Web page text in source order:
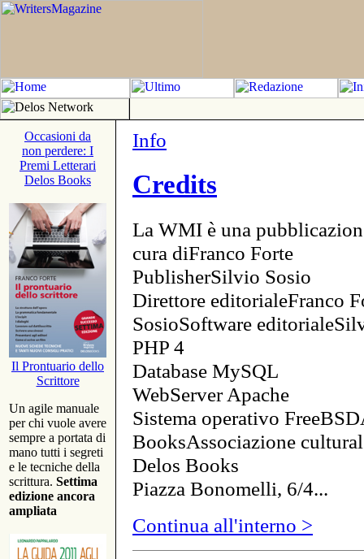
Occasioni da
non perdere: I
Premi Letterari
Delos Books
Il Prontuario dello
Scrittore
Un agile manuale
per chi vuole avere
sempre a portata di
mano tutti i segreti
e le tecniche della
scrittura. Settima
edizione ancora
ampliata
Info
Credits
La WMI è una
cura diFranco Forte
PublisherSilvio Sosio
Direttore editorialeFranco
SosioSoftware
PHP 4
Database MySQL
WebServer Apache
Sistema operativo
BooksAssociazione
Delos Books
Piazza Bonomelli, 6/4...
Continua all'interno >